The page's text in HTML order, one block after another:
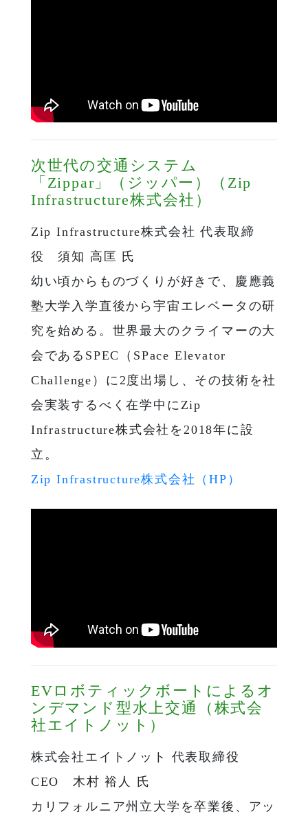
次世代の交通システム
「Zippar」（ジッパー）（Zip
Infrastructure株式会社）
Zip Infrastructure株式会社 代表取締
役 須知 高匡 氏
幼い頃からものづくりが好きで、慶應義
塾大学入学直後から宇宙エレベータの研
究を始める。世界最大のクライマーの大
会であるSPEC（SPace Elevator
Challenge）に2度出場し、その技術を社
会実装するべく在学中にZip
Infrastructure株式会社を2018年に設
立。
Zip Infrastructure株式会社（HP）
EVロボティックボートによるオ
ンデマンド型水上交通（株式会
社エイトノット）
株式会社エイトノット 代表取締役
CEO 木村 裕人 氏
カリフォルニア州立大学を卒業後、アッ